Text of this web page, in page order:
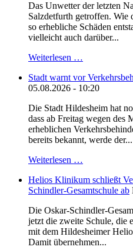
Das Unwetter der letzten
Salzdetfurth getroffen. Wie
so erhebliche Schäden
vielleicht auch darüber...
Weiterlesen …
Stadt warnt vor
05.08.2026 - 10:20
Die Stadt Hildesheim hat
dass ab Freitag wegen des
erheblichen
bereits bekannt, werde der...
Weiterlesen …
Helios Klinikum schließt
Schindler-Gesamtschule ab
Die Oskar-Schindler-
jetzt die zweite Schule, die
mit dem Hildesheimer
Damit übernehmen...